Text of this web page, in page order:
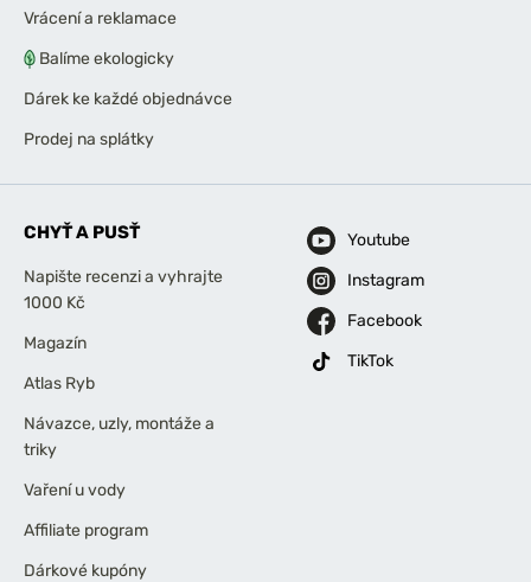
Vrácení a reklamace
Balíme ekologicky
Dárek ke každé objednávce
Prodej na splátky
CHYŤ A PUSŤ
Napište recenzi a vyhrajte
1000 Kč
Magazín
Atlas Ryb
Návazce, uzly, montáže a
triky
Vaření u vody
Affiliate program
Dárkové kupóny
Youtube
Instagram
Facebook
TikTok